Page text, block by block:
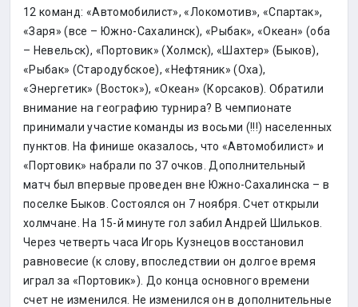
12 команд: «Автомобилист», «Локомотив», «Спартак»,
«Заря» (все – Южно-Сахалинск), «Рыбак», «Океан» (оба
– Невельск), «Портовик» (Холмск), «Шахтер» (Быков),
«Рыбак» (Стародубское), «Нефтяник» (Оха),
«Энергетик» (Восток»), «Океан» (Корсаков). Обратили
внимание на географию турнира? В чемпионате
принимали участие команды из восьми (!!!) населенных
пунктов. На финише оказалось, что «Автомобилист» и
«Портовик» набрали по 37 очков. Дополнительный
матч был впервые проведен вне Южно-Сахалинска – в
поселке Быков. Состоялся он 7 ноября. Счет открыли
холмчане. На 15-й минуте гол забил Андрей Шильков.
Через четверть часа Игорь Кузнецов восстановил
равновесие (к слову, впоследствии он долгое время
играл за «Портовик»). До конца основного времени
счет не изменился. Не изменился он в дополнительные